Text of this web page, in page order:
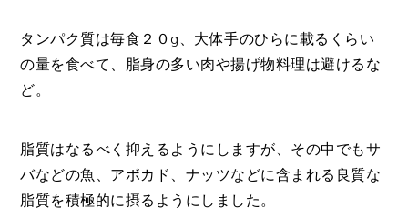
タンパク質は毎食２０g、大体手のひらに載るくらい
の量を食べて、脂身の多い肉や揚げ物料理は避けるな
ど。
脂質はなるべく抑えるようにしますが、その中でもサ
バなどの魚、アボカド、ナッツなどに含まれる良質な
脂質を積極的に摂るようにしました。